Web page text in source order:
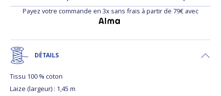
Payez votre commande en 3x sans frais à partir de 79€ avec
DÉTAILS
Tissu 100 % coton
Laize (largeur) : 1,45 m